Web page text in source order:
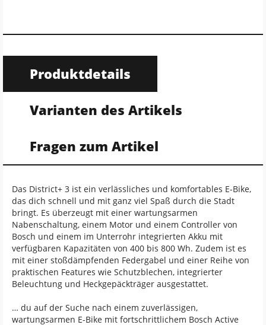
Produktdetails
Varianten des Artikels
Fragen zum Artikel
Das District+ 3 ist ein verlässliches und komfortables E-Bike,
das dich schnell und mit ganz viel Spaß durch die Stadt
bringt. Es überzeugt mit einer wartungsarmen
Nabenschaltung, einem Motor und einem Controller von
Bosch und einem im Unterrohr integrierten Akku mit
verfügbaren Kapazitäten von 400 bis 800 Wh. Zudem ist es
mit einer stoßdämpfenden Federgabel und einer Reihe von
praktischen Features wie Schutzblechen, integrierter
Beleuchtung und Heckgepäckträger ausgestattet.
… du auf der Suche nach einem zuverlässigen,
wartungsarmen E-Bike mit fortschrittlichem Bosch Active